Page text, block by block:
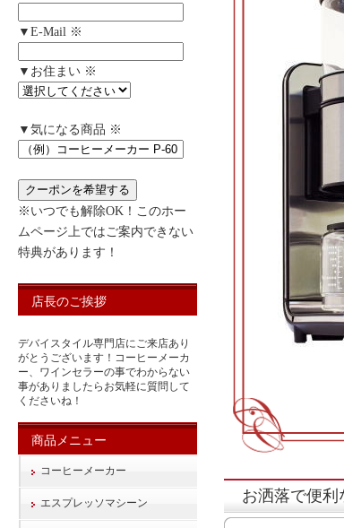
お洒落で便
▼E-Mail ※
▼お住まい ※
▼気になる商品 ※
※いつでも解除OK！このホー
ムページ上ではご案内できない
特典があります！
店長のご挨拶
デバイスタイル専門店にご来店あり
がとうございます！コーヒーメーカ
ー、ワインセラーの事でわからない
事がありましたらお気軽に質問して
くださいね！
商品メニュー
コーヒーメーカー
エスプレッソマシーン